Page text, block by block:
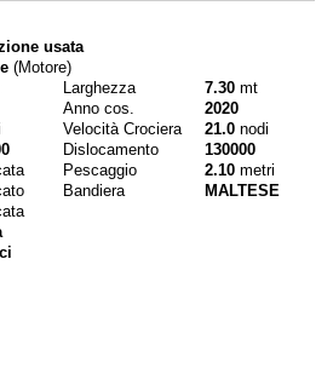
usata
(Motore)
Larghezza 7.30 mt
Anno cos.
2020
Velocità Crociera 21.0 nodi
Dislocamento
130000
Pescaggio 2.10 metri
Bandiera
MALTESE